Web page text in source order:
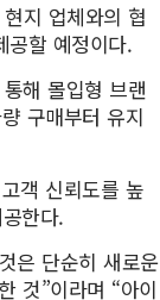
지 업체와의 협
공할 예정이다.
해 몰입형 브랜
구매부터 유지
객 신뢰도를 높
한다.
은 단순히 새로운
것”이라며 “아이